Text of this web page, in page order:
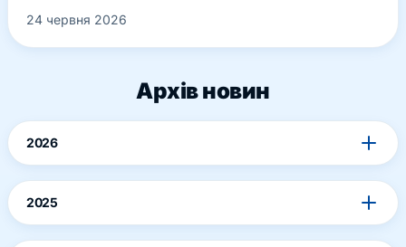
24 червня 2026
Архів новин
2026
2025